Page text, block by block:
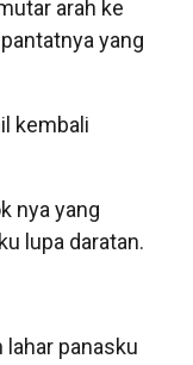
arah ke
yang
kembali
nya yang
lupa daratan.
panasku